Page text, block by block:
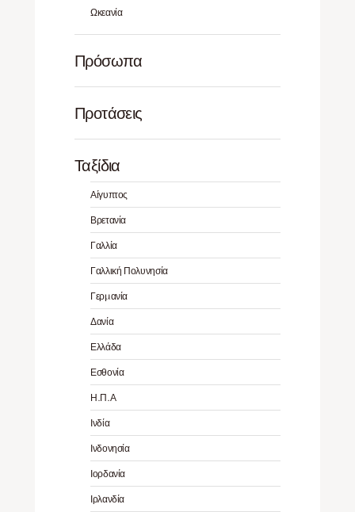
Ωκεανία
Πρόσωπα
Προτάσεις
Ταξίδια
Αίγυπτος
Βρετανία
Γαλλία
Γαλλική Πολυνησία
Γερμανία
Δανία
Ελλάδα
Εσθονία
Η.Π.Α
Ινδία
Ινδονησία
Ιορδανία
Ιρλανδία